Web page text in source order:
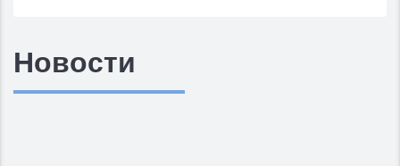
Новости